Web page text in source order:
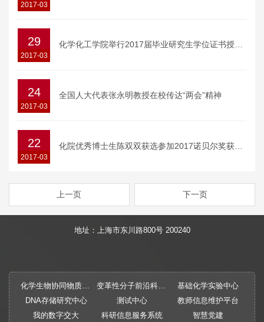
2017-03
29
2017-03
24
2017-03
全国人大代表张永明教授在校传达“两会”精神
22
2017-03
上一页 下一页
地址：上海市东川路800号 200240
化学生物协同物质创制全国重点实验室 变革性分子前沿科学中心
基础化学实验中心
DNA存储研究中心
测试中心
教师信息维护平台
我的数字交大
科研信息服务系统 智慧党建